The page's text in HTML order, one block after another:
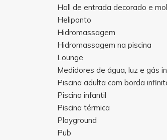
Hall de entrada decorado e
Heliponto
Hidromassagem
Hidromassagem na piscina
Lounge
Medidores de água, luz e gás
Piscina adulta com borda
Piscina infantil
Piscina térmica
Playground
Pub